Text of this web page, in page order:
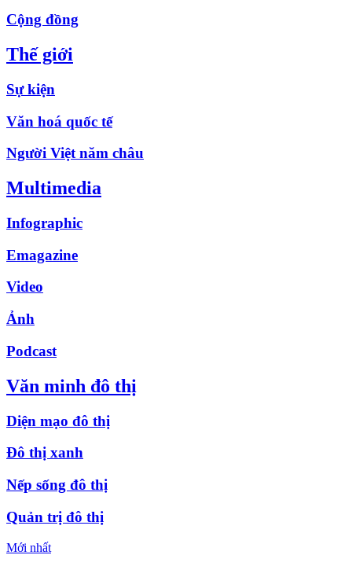
Cộng đồng
Thế giới
Sự kiện
Văn hoá quốc tế
Người Việt năm châu
Multimedia
Infographic
Emagazine
Video
Ảnh
Podcast
Văn minh đô thị
Diện mạo đô thị
Đô thị xanh
Nếp sống đô thị
Quản trị đô thị
Mới nhất